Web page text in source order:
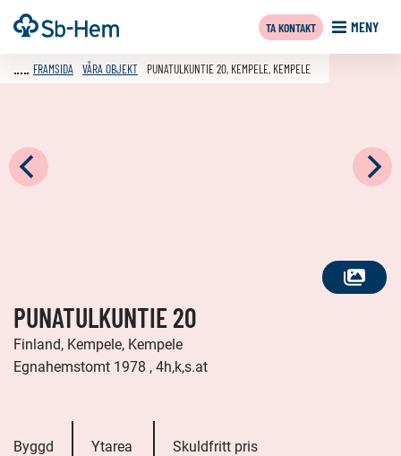
Till
innehållet
Framsida MENY
TA KONTAKT
SE
FRAMSIDA VÅRA OBJEKT PUNATULKUNTIE 20, KEMPELE, KEMPELE
PUNATULKUNTIE 20
Finland, Kempele, Kempele
Egnahemstomt 1978 , 4h,k,s.at
Byggd Ytarea Skuldfritt pris